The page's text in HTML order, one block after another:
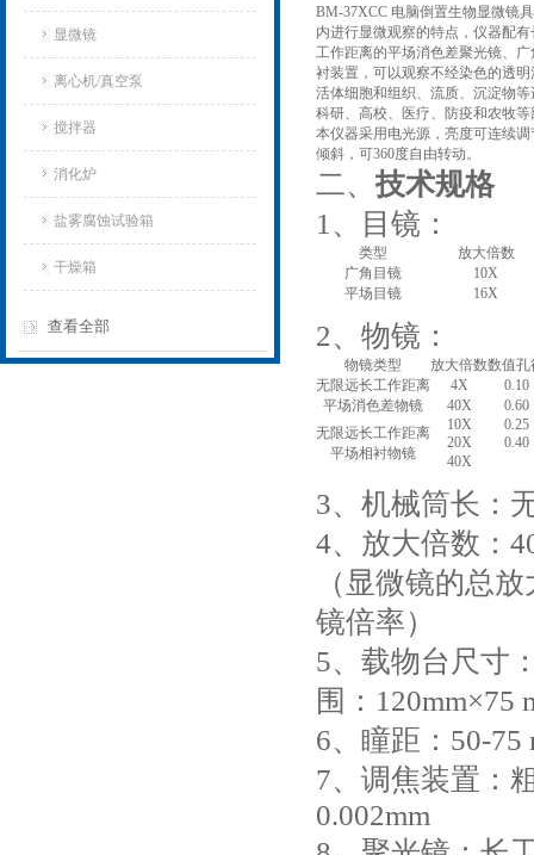
显微镜
离心机/真空泵
搅拌器
消化炉
盐雾腐蚀试验箱
干燥箱
查看全部
BM-37XCC 电脑倒置生物显微镜
内进行显微观察的特点，仪器配
工作距离的平场消色差聚光镜、
衬装置，可以观察不经染色的透
活体细胞和组织、流质、沉淀物
科研、高校、医疗、防疫和农牧
本仪器采用电光源，亮度可连续调
倾斜，可360度自由转动。
二、技术规格
1、目镜：
类型
放大倍数
广角目镜
10X
平场目镜
16X
2、物镜：
物镜类型 放大倍数数值孔
无限远长工作距离
平场消色差物镜
4X
0.10
40X
0.60
无限远长工作距离
平场相衬物镜
10X
0.25
20X
0.40
40X
3、机械筒长：
4、放大倍数：
（显微镜的总
镜倍率）
5、载物台尺寸
围：120mm×75
6、瞳距：50-75
7、调焦装置：
0.002mm